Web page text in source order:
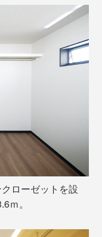
ローゼットを設
ｍ。